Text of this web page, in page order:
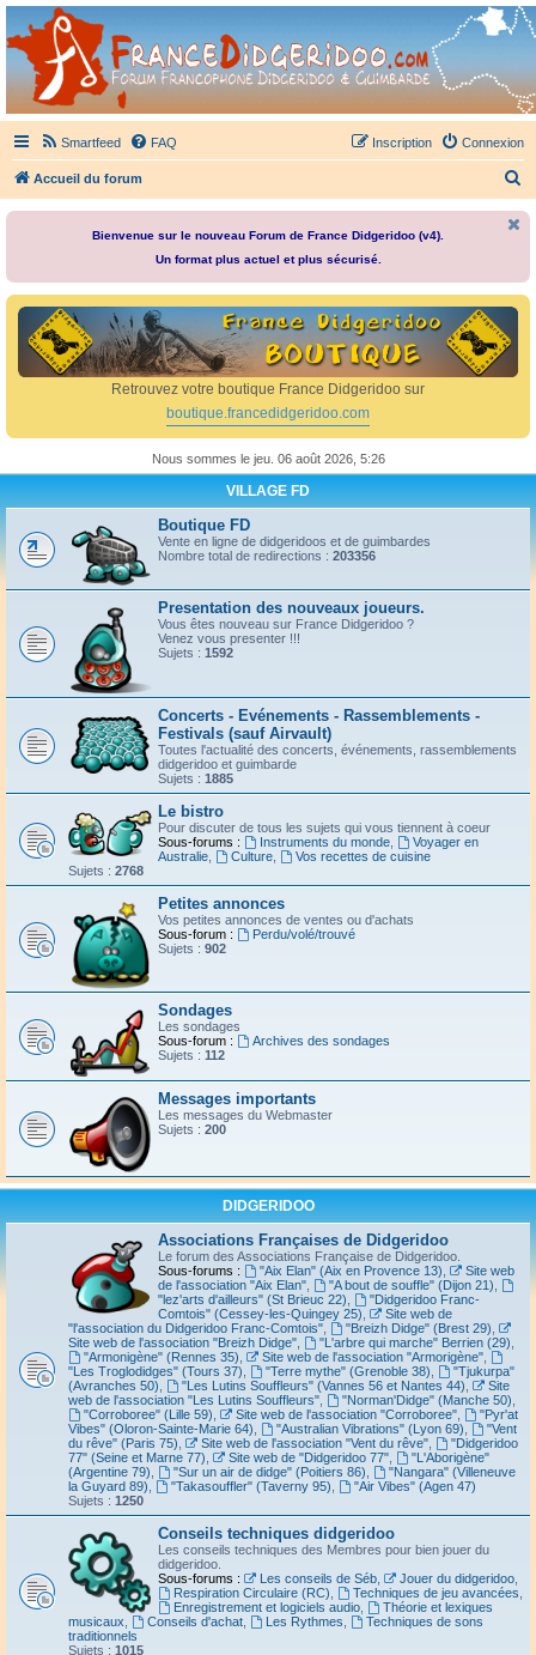
France Didgeridoo
Didgeridoo et Guimbarde sur France Didgeridoo - retrouvez la communauté.
Smartfeed FAQ Connexion
Inscription
Accueil du forum
e
r
Bienvenue sur le nouveau Forum de France Didgeridoo (v4).
Un format plus actuel et plus sécurisé.
Retrouvez votre boutique France Didgeridoo sur
boutique.francedidgeridoo.com
Nous sommes le jeu. 06 août 2026, 5:26
VILLAGE FD
Boutique FD
Vente en ligne de didgeridoos et de guimbardes
Nombre total de redirections : 203356
Presentation des nouveaux joueurs.
Vous êtes nouveau sur France Didgeridoo ?
Venez vous presenter !!!
Sujets : 1592
Concerts - Evénements - Rassemblements -
Festivals (sauf Airvault)
Toutes l'actualité des concerts, événements, rassemblements
didgeridoo et guimbarde
Sujets : 1885
Le bistro
Pour discuter de tous les sujets qui vous tiennent à coeur
Sous-forums :
Instruments du monde,
Voyager en
Australie
Culture,
Vos recettes de cuisine
Sujets : 2768
Petites annonces
Vos petites annonces de ventes ou d'achats
Sous-forum :
Perdu/volé/trouvé
Sujets : 902
Sondages
Les sondages
Sous-forum :
Archives des sondages
Sujets : 112
Messages importants
Les messages du Webmaster
Sujets : 200
DIDGERIDOO
Associations Françaises de Didgeridoo
Le forum des Associations Française de Didgeridoo.
Sous-forums :
"Aix Elan" (Aix en Provence 13)
Site web
de l'association "Aix Elan"
"A bout de souffle" (Dijon 21)
"lez'arts d'ailleurs" (St Brieuc 22)
"Didgeridoo Franc-
Comtois" (Cessey-les-Quingey 25)
Site web de
"l'association du Didgeridoo Franc-Comtois"
"Breizh Didge" (Brest 29)
Site web de l'association "Breizh Didge"
"L'arbre qui marche" Berrien (29)
"Armonigène" (Rennes 35)
Site web de l'association "Armorigène",
"Les Troglodidges" (Tours 37)
"Terre mythe" (Grenoble 38)
"Tjukurpa"
(Avranches 50)
"Les Lutins Souffleurs" (Vannes 56 et Nantes 44)
Site
web de l'association "Les Lutins Souffleurs"
"Norman'Didge" (Manche 50)
"Corroboree" (Lille 59)
Site web de l'association "Corroboree",
"Pyr'at
Vibes" (Oloron-Sainte-Marie 64)
"Australian Vibrations" (Lyon 69)
"Vent
du rêve" (Paris 75)
Site web de l'association "Vent du rêve",
"Didgeridoo
77" (Seine et Marne 77)
Site web de "Didgeridoo 77",
"L'Aborigène"
(Argentine 79)
"Sur un air de didge" (Poitiers 86)
"Nangara" (Villeneuve
la Guyard 89)
"Takasouffler" (Taverny 95)
"Air Vibes" (Agen 47)
Sujets : 1250
Conseils techniques didgeridoo
Les conseils techniques des Membres pour bien jouer du
didgeridoo.
Sous-forums :
Les conseils de Séb, Jouer du didgeridoo,
Respiration Circulaire (RC)
Techniques de jeu avancées
Enregistrement et logiciels audio,
Théorie et lexiques
musicaux
Conseils d'achat, Les Rythmes
Techniques de sons
traditionnels
Sujets : 1015